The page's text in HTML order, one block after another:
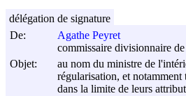
De:
Agathe Peyret
commissaire divisionnaire
Objet:
au nom du ministre de
régularisation, et
dans la limite de leurs
délégation de signature